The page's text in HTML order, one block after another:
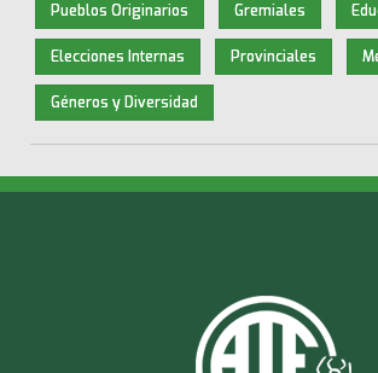
Pueblos Originarios Gremiales
Elecciones Internas Provinciales
Géneros y Diversidad